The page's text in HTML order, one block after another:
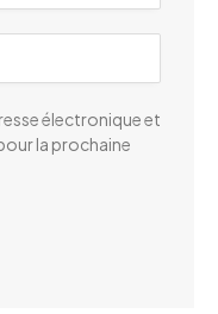
électronique et
la prochaine